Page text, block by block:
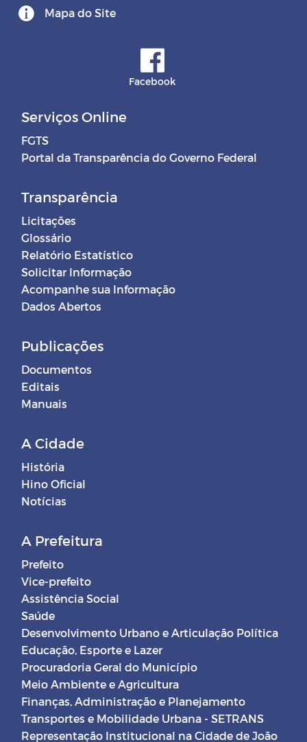
Mapa do Site
Facebook
Serviços Online
FGTS
Portal da Transparência do Governo Federal
Transparência
Licitações
Glossário
Relatório Estatístico
Solicitar Informação
Acompanhe sua Informação
Dados Abertos
Publicações
Documentos
Editais
Manuais
A Cidade
História
Hino Oficial
Notícias
A Prefeitura
Prefeito
Vice-prefeito
Assistência Social
Saúde
Desenvolvimento Urbano e Articulação Política
Educação, Esporte e Lazer
Procuradoria Geral do Município
Meio Ambiente e Agricultura
Finanças, Administração e Planejamento
Transportes e Mobilidade Urbana - SETRANS
Representação Institucional na Cidade de João